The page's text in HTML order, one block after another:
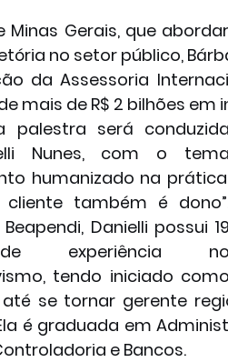
Minas Gerais, que
no setor público,
da Assessoria
mais de R$ 2 bilhões
palestra será conduzida
Nunes, com o tema
humanizado na
também é
Danielli possui 19
experiência no
tendo iniciado como
se tornar gerente
é graduada em
e Bancos.